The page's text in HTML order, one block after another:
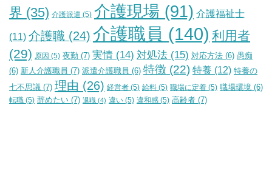
界 (35) 介護派遣 (5) 介護現場 (91) 介護福祉士
(11) 介護職 (24) 介護職員 (140) 利用者
(29) 原因 (5) 夜勤 (7) 実情 (14) 対処法 (15) 対応方法 (6) 愚痴
(6) 新人介護職員 (7) 派遣介護職員 (6) 特徴 (22) 特養 (12) 特養の
七不思議 (7) 理由 (26) 経営者 (5) 給料 (5) 職場に定着 (5) 職場環境 (6)
転職 (5) 辞めたい (7) 退職 (4) 違い (5) 違和感 (5) 高齢者 (7)